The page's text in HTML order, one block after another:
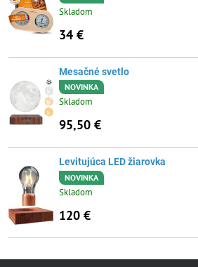
Skladom
34 €
Mesačné svetlo
NOVINKA
Skladom
95,50 €
Levitujúca LED žiarovka
NOVINKA
Skladom
120 €